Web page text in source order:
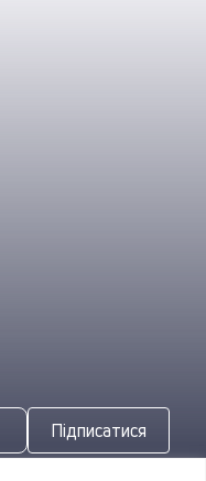
Підписатися